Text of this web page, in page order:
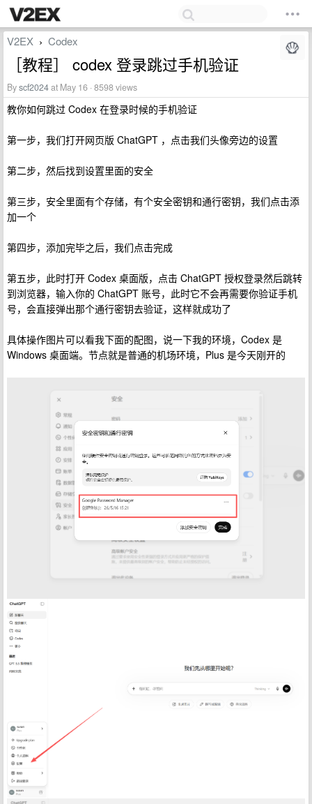
V2EX › Codex
［教程］ codex 登录跳过手机验证
Byscf2024at May 16 · 8598 views
教你如何跳过 Codex 在登录时候的手机验证
第一步，我们打开网页版 ChatGPT ，点击我们头像旁边的设置
第二步，然后找到设置里面的安全
第三步，安全里面有个存储，有个安全密钥和通行密钥，我们点击添
加一个
第四步，添加完毕之后，我们点击完成
第五步，此时打开 Codex 桌面版，点击 ChatGPT 授权登录然后跳转
到浏览器，输入你的 ChatGPT 账号，此时它不会再需要你验证手机
号，会直接弹出那个通行密钥去验证，这样就成功了
具体操作图片可以看我下面的配图，说一下我的环境，Codex 是
Windows 桌面端。节点就是普通的机场环境，Plus 是今天刚开的